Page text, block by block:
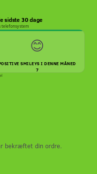
sidste 30 dage
telefonsystem
😊
SMILEYS I DENNE MÅNED
7
bekræftet din ordre.